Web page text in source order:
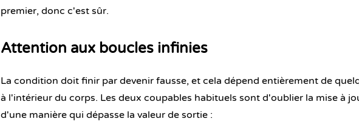
premier, donc c'est sûr.
Attention aux boucles infinies
La condition doit finir par devenir fausse, et cela dépend entièrement de
à l'intérieur du corps. Les deux coupables habituels sont d'oublier la mise à
d'une manière qui dépasse la valeur de sortie :